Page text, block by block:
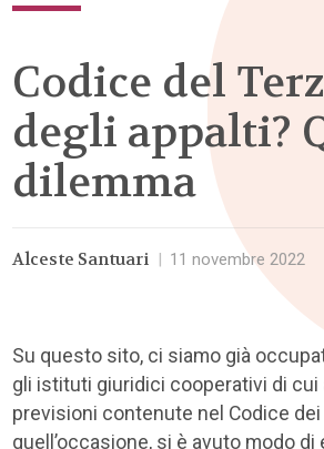
Codice del
degli appalti?
dilemma
Alceste Santuari 11 novembre 2022
Su questo sito, ci siamo già
gli istituti giuridici cooperativi di cui
previsioni contenute nel Codice
quell’occasione, si è avuto modo